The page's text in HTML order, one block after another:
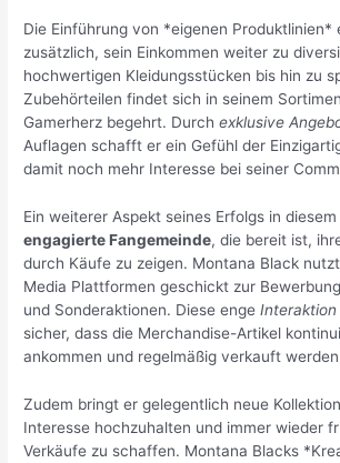
Die Einführung von *eigenen Produktlinien*
zusätzlich, sein Einkommen weiter zu
hochwertigen Kleidungsstücken bis hin zu
Zubehörteilen findet sich in seinem
Gamerherz begehrt. Durchexklusive
Auflagen schafft er ein Gefühl der
damit noch mehr Interesse bei seiner
Ein weiterer Aspekt seines Erfolgs in
engagierte Fangemeinde, die bereit ist,
durch Käufe zu zeigen. Montana Black
Media Plattformen geschickt zur
und Sonderaktionen. Diese engeInteraktion
sicher, dass die Merchandise-Artikel
ankommen und regelmäßig verkauft
Zudem bringt er gelegentlich neue
Interesse hochzuhalten und immer wieder
Verkäufe zu schaffen. Montana Blacks